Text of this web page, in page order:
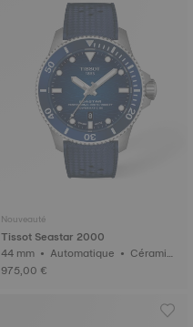
Nouveauté
Tissot Seastar 2000
44 mm • Automatique • Céramiq
ue
975,00 €